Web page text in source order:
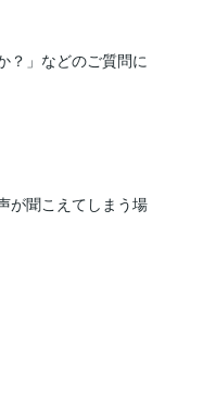
？」などのご質問に
が聞こえてしまう場